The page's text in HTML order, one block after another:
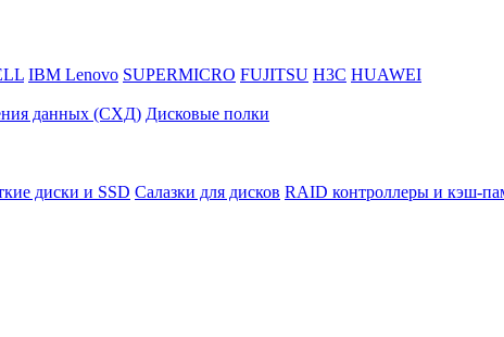
IBM Lenovo SUPERMICRO FUJITSU H3C HUAWEI
данных (СХД) Дисковые полки
диски и SSD Салазки для дисков RAID контроллеры и кэш-